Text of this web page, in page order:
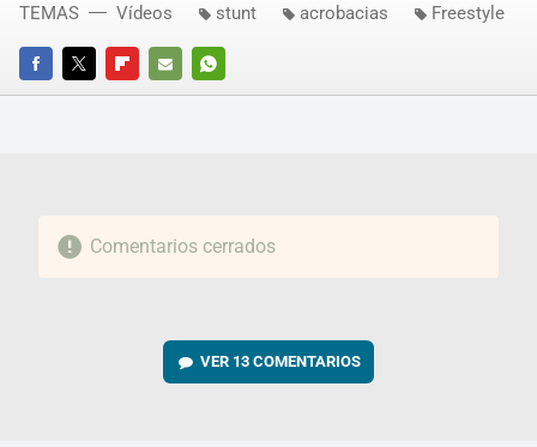
FACEBOOKTWITTERFLIPBOARD
E-
WHATSAPP
TEMAS Vídeos stunt acrobacias Freestyle
Comentarios cerrados
VER 13 COMENTARIOS